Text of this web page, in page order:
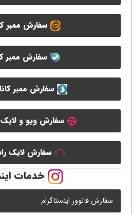
سفارش ممبر
سفارش ممبر
سفارش ممبر
سفارش ویو و لایک
سفارش لایک
خدمات
سفارش فالوور اینستاگرام